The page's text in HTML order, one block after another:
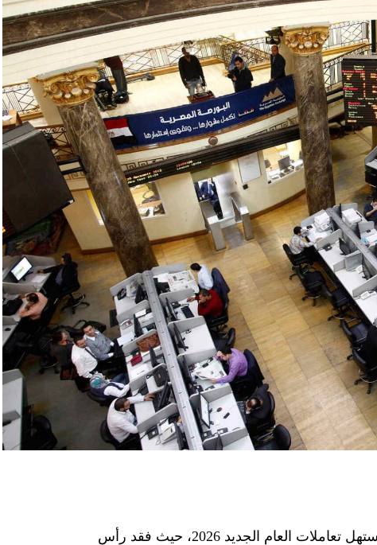
تراجعاً حاداً في مستهل تعاملات العام الجديد 2026، حيث فقد رأس